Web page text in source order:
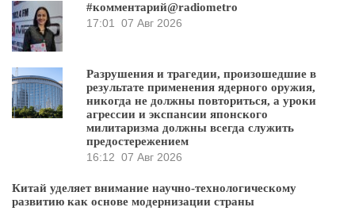
#комментарий@radiometro
17:01 07 Авг 2026
Разрушения и трагедии, произошедшие в
результате применения ядерного оружия,
никогда не должны повториться, а уроки
агрессии и экспансии японского
милитаризма должны всегда служить
предостережением
16:12 07 Авг 2026
Китай уделяет внимание научно-технологическому
развитию как основе модернизации страны